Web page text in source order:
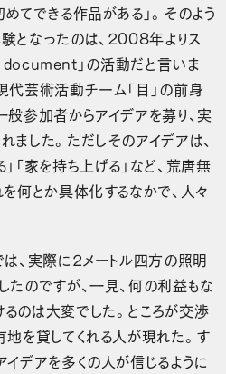
てできる作品がある」。そのよう
となったのは、2008年よりス
document」の活動だと言いま
代芸術活動チーム「目」の前身
参加者からアイデアを募り、実
した。ただしそのアイデアは、
「家を持ち上げる」など、荒唐無
何とか具体化するなかで、人々
は、実際に2メートル四方の照明
のですが、一見、何の利益もな
のは大変でした。ところが交渉
を貸してくれる人が現れた。す
デアを多くの人が信じるように